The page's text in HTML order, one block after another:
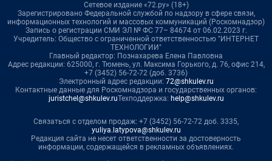
Сетевое издание «72.ру» (18+)
Зарегистрировано Федеральной службой по надзору в сфере связи,
информационных технологий и массовых коммуникаций (Роскомнадзор)
Запись о регистрации СМИ ЭЛ № ФС 77– 84674 от 06.02.2023 г.
Учредитель: Общество с ограниченной ответственностью "ИНТЕРНЕТ
ТЕХНОЛОГИИ"
Главный редактор: Познахарева Елена Павловна
Адрес редакции: 625000, г. Тюмень, ул. Максима Горького, д. 76, офис 214,
+7 (3452) 56-72-72 (доб. 3736)
Электронный адрес редакции: 72@shkulev.ru
Контактные данные для Роскомнадзора и государственных органов:
juristchel@shkulev.ruТехподдержка: help@shkulev.ru
Связаться с отделом продаж: +7 (3452) 56-72-72 доб. 3335,
yuliya.latypova@shkulev.ru
Редакция сайта не несет ответственности за достоверность
информации, содержащейся в рекламных объявлениях.